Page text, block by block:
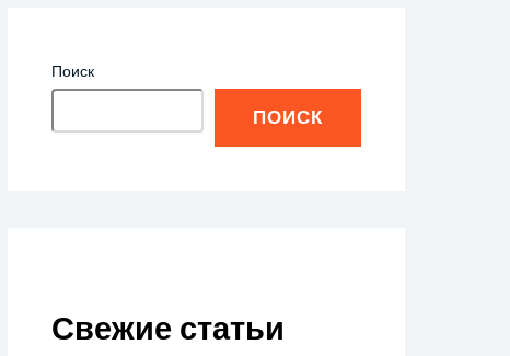
Поиск
ПОИСК
Свежие статьи